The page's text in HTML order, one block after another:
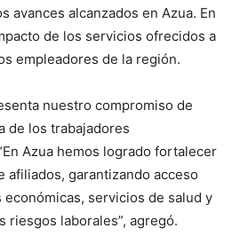
avances alcanzados en Azua. En
de los servicios ofrecidos a
empleadores de la región.
nuestro compromiso de
de los trabajadores
Azua hemos logrado fortalecer
afiliados, garantizando acceso
servicios de salud y
riesgos laborales”, agregó.